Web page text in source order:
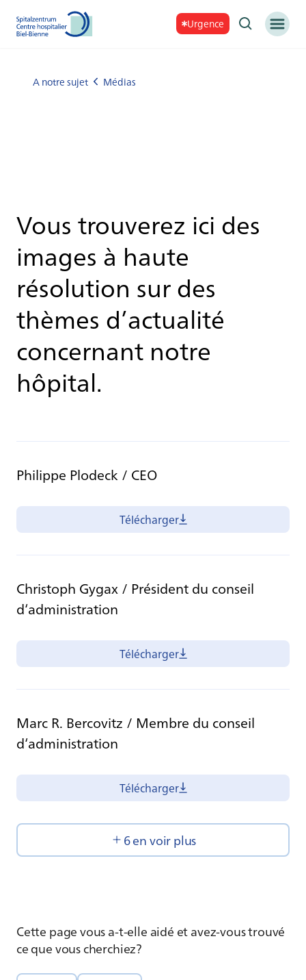
Urgence
A notre sujet Médias
Vous trouverez ici des
images à haute
résolution sur des
thèmes d’actualité
concernant notre
hôpital.
Philippe Plodeck / CEO
Télécharger
Christoph Gygax / Président du conseil
d‘administration
Télécharger
Marc R. Bercovitz / Membre du conseil
d‘administration
Télécharger
6 en voir plus
Cette page vous a-t-elle aidé et avez-vous trouvé
ce que vous cherchiez?